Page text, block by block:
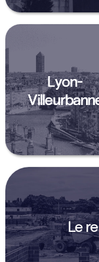
Lyon-
Le